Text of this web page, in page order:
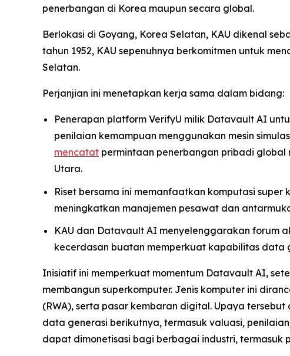
penerbangan di Korea maupun secara global.
Berlokasi di Goyang, Korea Selatan, KAU dikenal
tahun 1952, KAU sepenuhnya berkomitmen untuk
Selatan.
Perjanjian ini menetapkan kerja sama dalam bidang:
Penerapan platform VerifyU milik Datavault AI
penilaian kemampuan menggunakan mesin
mencatat permintaan penerbangan pribadi global
Utara.
Riset bersama ini memanfaatkan komputasi
meningkatkan manajemen pesawat dan
KAU dan Datavault AI menyelenggarakan forum
kecerdasan buatan memperkuat kapabilitas data
Inisiatif ini memperkuat momentum Datavault AI,
membangun superkomputer. Jenis komputer ini
(RWA), serta pasar kembaran digital. Upaya
data generasi berikutnya, termasuk valuasi,
dapat dimonetisasi bagi berbagai industri, termasuk